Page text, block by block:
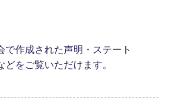
で作成された声明・ステート
どをご覧いただけます。